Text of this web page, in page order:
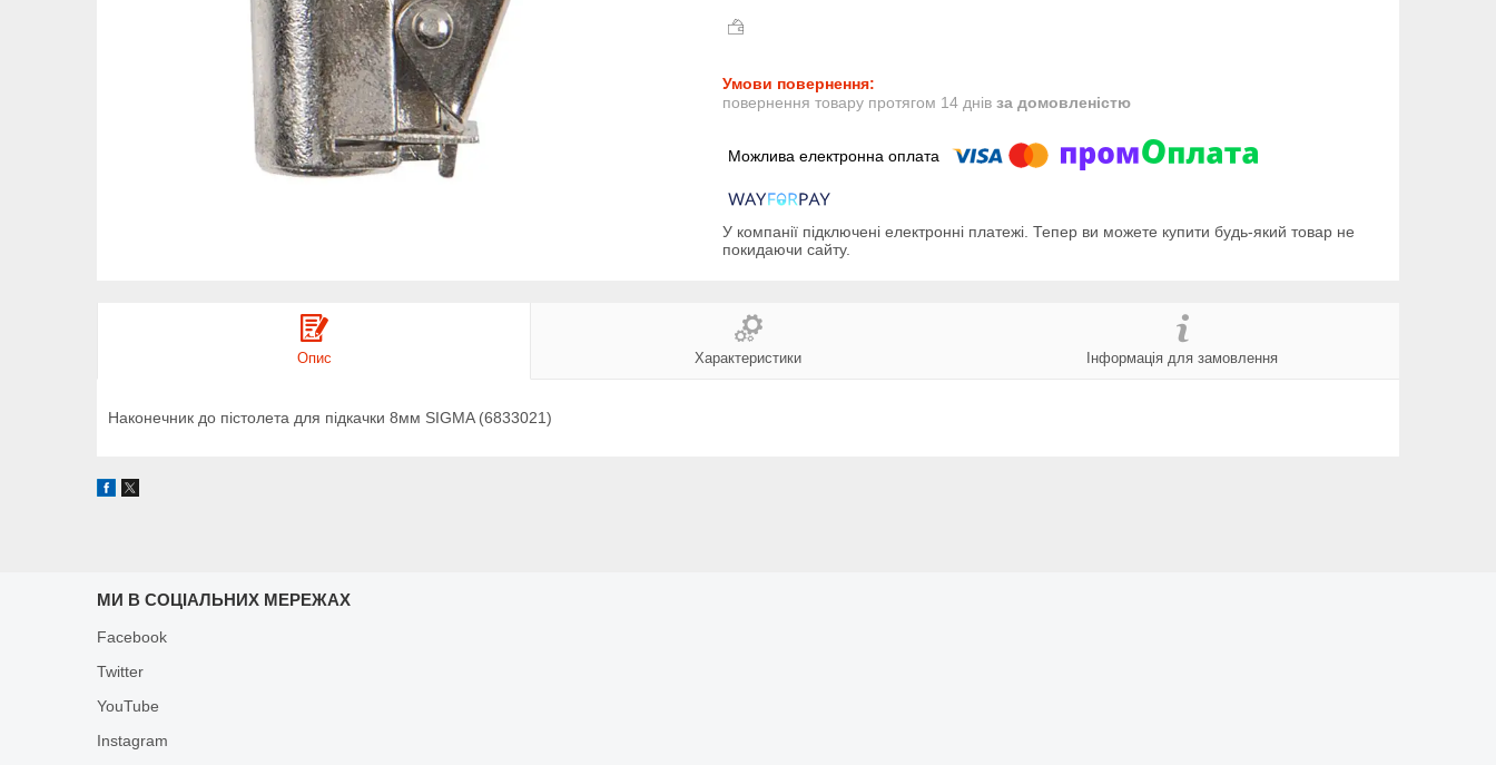
повернення товару протягом 14 днів за домовленістю
У компанії підключені електронні платежі. Тепер ви можете купити будь-який товар не
покидаючи сайту.
Опис Характеристики Інформація для замовлення
Наконечник до пістолета для підкачки 8мм SIGMA (6833021)
МИ В СОЦІАЛЬНИХ МЕРЕЖАХ
Facebook
Twitter
YouTube
Instagram